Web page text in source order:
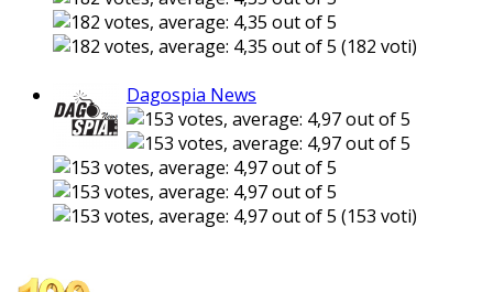
(182 voti)
Dagospia News
(153 voti)